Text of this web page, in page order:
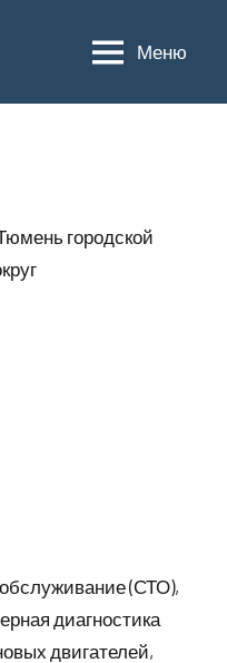
Меню
городской
(СТО),
диагностика
двигателей,